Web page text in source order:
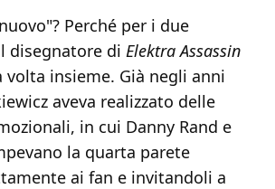
Perché per i due
disegnatore di Elektra Assassin
volta insieme. Già negli anni
aveva realizzato delle
in cui Danny Rand e
la quarta parete
ai fan e invitandoli a